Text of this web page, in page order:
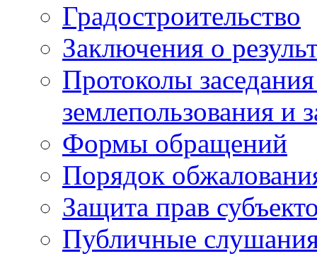
Градостроительство
Заключения о
Протоколы
землепользования и
Формы обращений
Порядок
Защита прав
Публичные